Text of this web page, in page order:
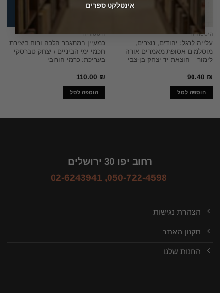
אינטלקט ספרים
היסטוריה
עלייה לרגל: יהודים, נוצרים,
מוסלמים אסופת מאמרים אורה
לימור – הוצאת יד יצחק בן-צבי
90.40 ₪
הוספה לסל
היסטוריה
כמעיין המתגבר הלכה ורוח ביצירת
חכמי ימי הביניים / יצחק טברסקי
בעריכת: כרמי הורובי
110.00 ₪
הוספה לסל
רחוב יפו 30 ירושלים
050-722-4598
,
02-6243941
הצהרת נגישות
תקנון האתר
החנות שלנו